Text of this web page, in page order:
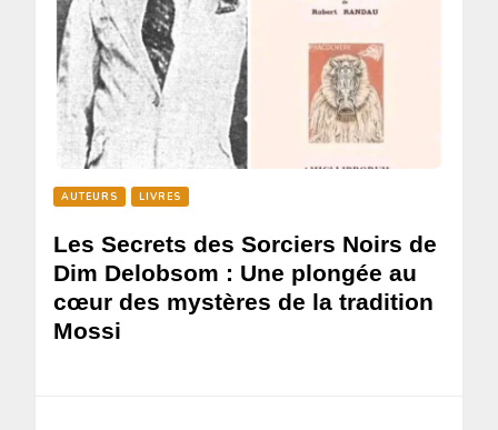
AUTEURS LIVRES
Les Secrets des Sorciers Noirs de
Dim Delobsom : Une plongée au
cœur des mystères de la tradition
Mossi